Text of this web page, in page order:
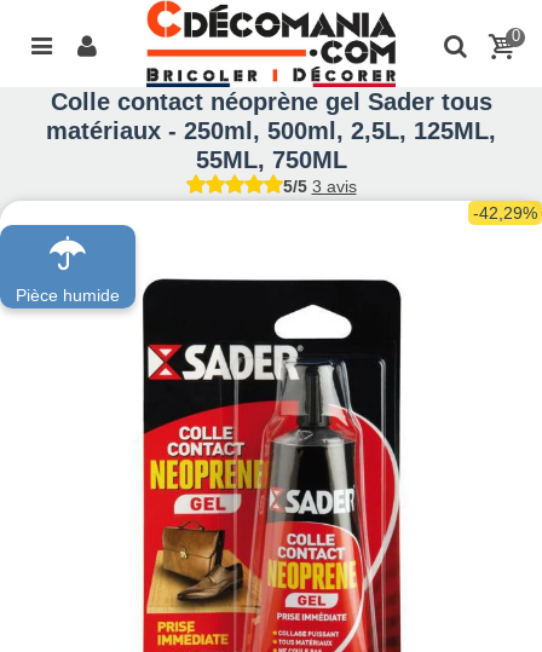
0
Colle contact néoprène gel Sader tous
matériaux - 250ml, 500ml, 2,5L, 125ML,
55ML, 750ML
5/5 3 avis
Pièce humide
-42,29%